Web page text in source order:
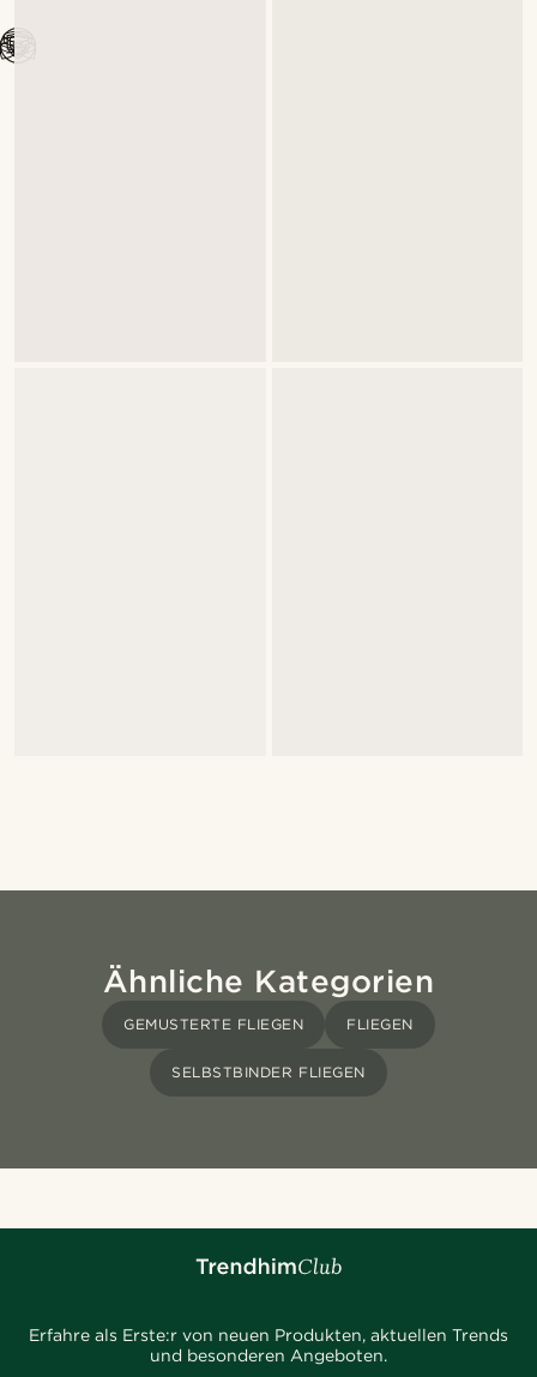
Ähnliche Kategorien
GEMUSTERTE FLIEGEN FLIEGEN
SELBSTBINDER FLIEGEN
Erfahre als Erste:r von neuen Produkten, aktuellen Trends
und besonderen Angeboten.